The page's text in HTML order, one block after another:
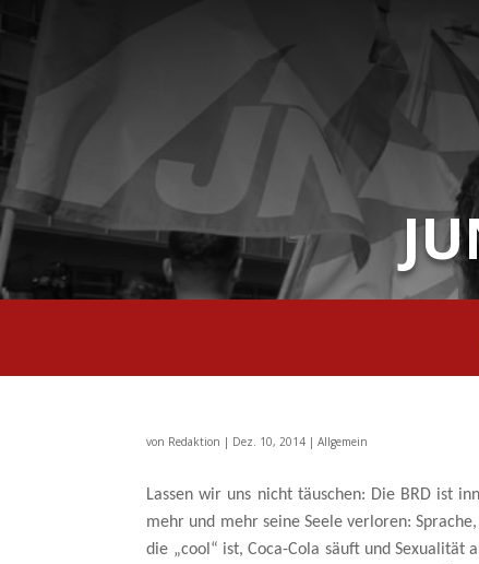
von Redaktion | Dez. 10, 2014 |Allgemein
Lassen wir uns nicht täuschen: Die BRD ist
mehr und mehr seine Seele verloren:
die „cool“ ist, Coca-Cola säuft und